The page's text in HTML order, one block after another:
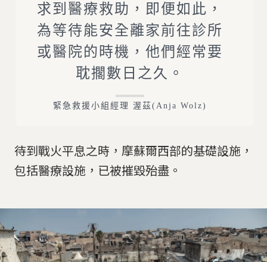
求到醫療救助，即便如此，
為等待能安全離家前往診所
或醫院的時機，他們經常要
耽擱數日之久。
緊急救援小組經理 渥茲(Anja Wolz)
待到戰火平息之時，摩蘇爾西部的基礎設施，
包括醫療設施，已被摧毀殆盡。